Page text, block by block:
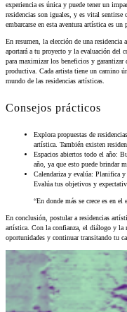
experiencia es única y puede tener un
residencias son iguales, y es vital sentirse
embarcarse en esta aventura artística es
En resumen, la elección de una
aportará a tu proyecto y la evaluación del
para maximizar los beneficios y garantizar
productiva. Cada artista tiene un camino
mundo de las residencias artísticas.
Consejos prácticos
Explora propuestas de
artística. También existen
Espacios abiertos todo el año:
año, ya que esto puede brindar
Calendariza y evalúa: Planifica
Evalúa tus objetivos y
“En donde más se crece es en
En conclusión, postular a residencias
artística. Con la confianza, el diálogo y la
oportunidades y continuar transitando tu